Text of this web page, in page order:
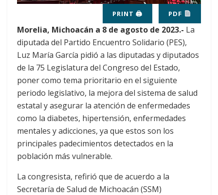
PRINT 🖨 PDF
Morelia, Michoacán a 8 de agosto de 2023.- La
diputada del Partido Encuentro Solidario (PES),
Luz María García pidió a las diputadas y diputados
de la 75 Legislatura del Congreso del Estado,
poner como tema prioritario en el siguiente
periodo legislativo, la mejora del sistema de salud
estatal y asegurar la atención de enfermedades
como la diabetes, hipertensión, enfermedades
mentales y adicciones, ya que estos son los
principales padecimientos detectados en la
población más vulnerable.
La congresista, refirió que de acuerdo a la
Secretaría de Salud de Michoacán (SSM)